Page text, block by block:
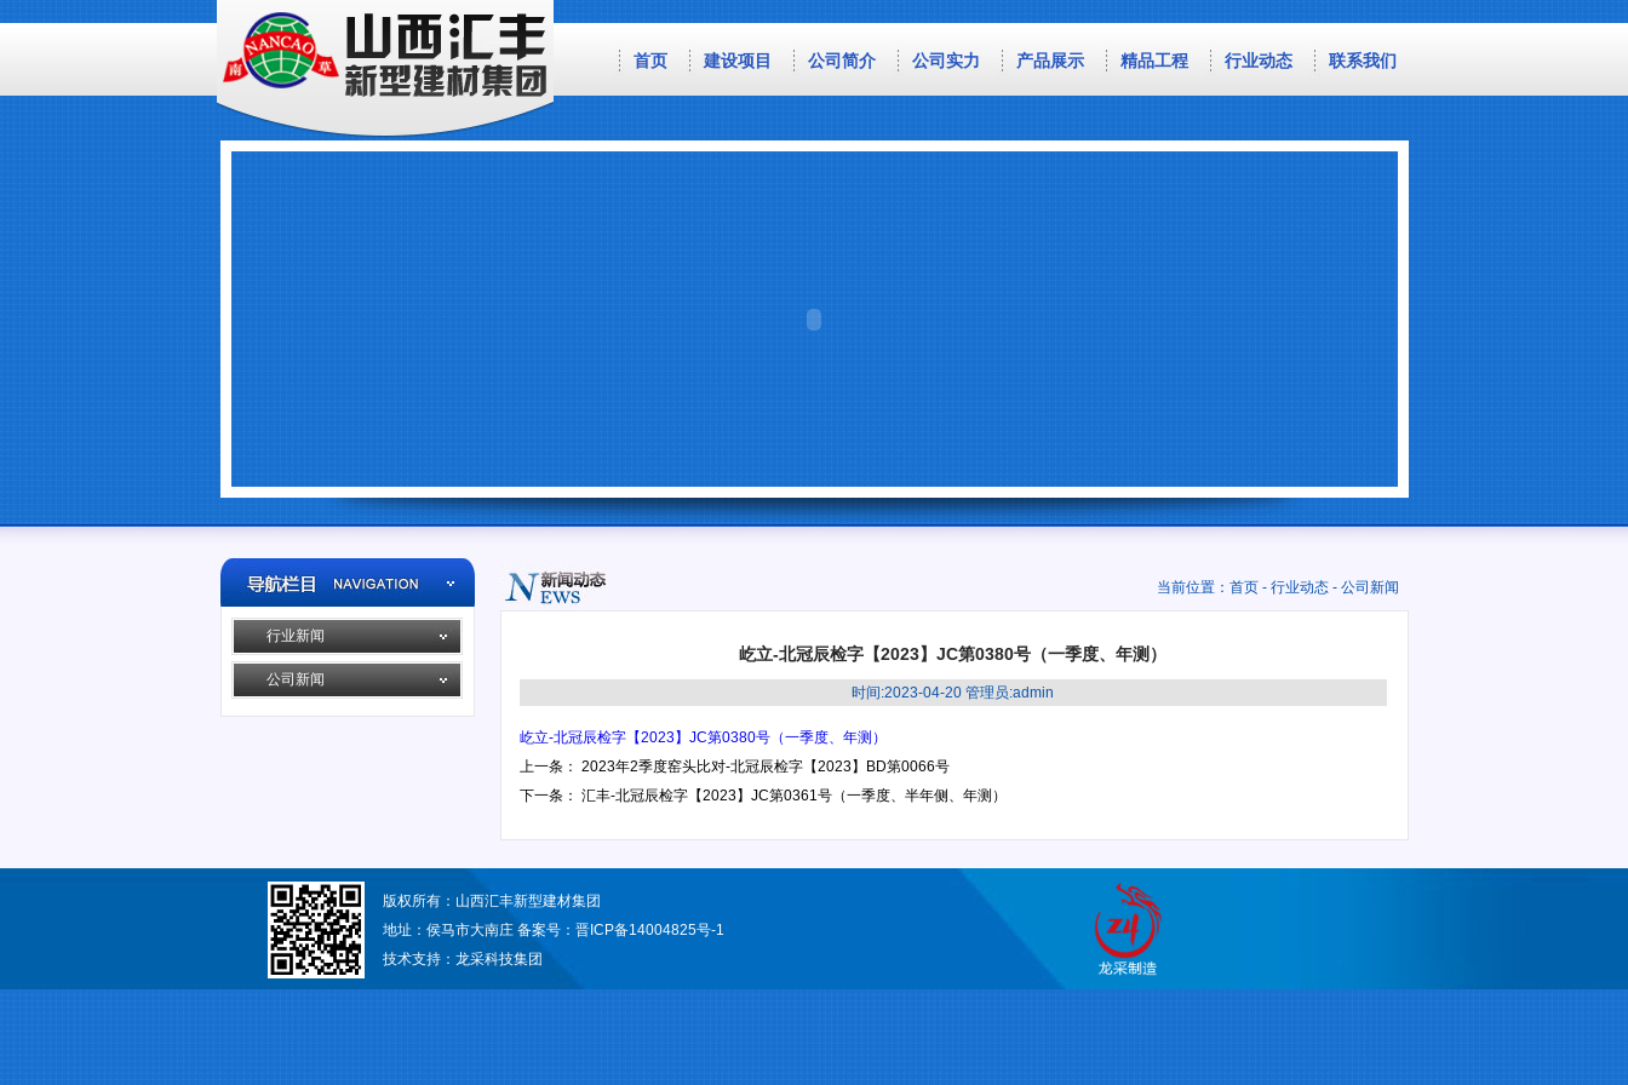
首页 建设项目 公司简介 公司实力 产品展示 精品工程 行业动态 联系我们
行业新闻
公司新闻
当前位置： 首页- 行业动态- 公司新闻
屹立-北冠辰检字【2023】JC第0380号（一季度、年测）
时间:2023-04-20 管理员:admin
屹立-北冠辰检字【2023】JC第0380号（一季度、年测）
上一条： 2023年2季度窑头比对-北冠辰检字【2023】BD第0066号
下一条： 汇丰-北冠辰检字【2023】JC第0361号（一季度、半年侧、年测）
版权所有：山西汇丰新型建材集团
地址：侯马市大南庄 备案号： 晋ICP备14004825号-1
技术支持： 龙采科技集团